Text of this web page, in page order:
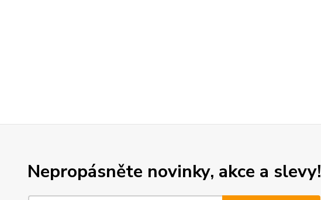
Nepropásněte novinky, akce a slevy!